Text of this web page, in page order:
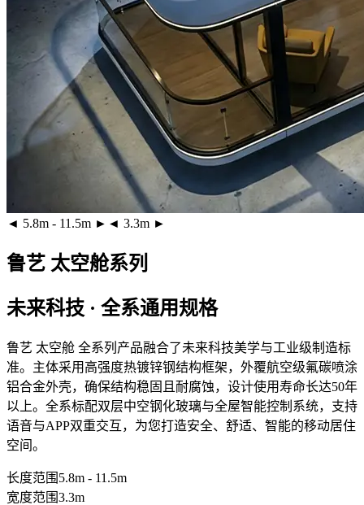
◄ 5.8m - 11.5m ► ◄ 3.3m ►
鲁艺 太空舱系列
未来科技 · 全系通用规格
鲁艺 太空舱 全系列产品融合了未来科技美学与工业级制造标
准。主体采用 高强度热镀锌钢结构框架，外覆航空级氟碳喷涂
铝合金外壳，确保结构稳固且耐腐蚀，设计使用寿命长达50年
以上。全系标配双层中空钢化玻璃与全屋智能控制系统，支持
语音与APP双重交互，为您打造安全、舒适、智能的移动居住
空间。
长度范围 5.8m - 11.5m
宽度范围3.3m